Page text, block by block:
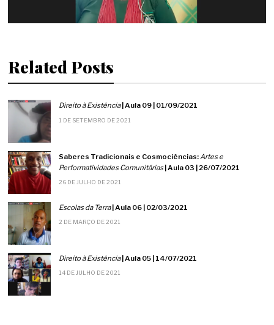
Related Posts
Direito à Existência| Aula 09 | 01/09/2021
1 DE SETEMBRO DE 2021
Saberes Tradicionais e Cosmociências: Artes e
Performatividades Comunitárias| Aula 03 | 26/07/2021
26 DE JULHO DE 2021
Escolas da Terra| Aula 06 | 02/03/2021
2 DE MARÇO DE 2021
Direito à Existência| Aula 05 | 14/07/2021
14 DE JULHO DE 2021